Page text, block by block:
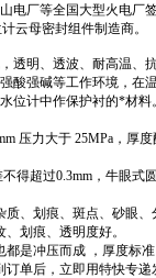
电厂等全国大型火电厂
云母密封组件制造商。
透明、透波、耐高温、
酸强碱等工作环境，在
位计中作保护衬的*材料
压力大于 25MPa，厚
得超过0.3mm，牛眼式
、划痕、斑点、砂眼、
划痕、透明度好。
是冲压而成 ，厚度标准
单后，立即用特快专